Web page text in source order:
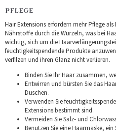
PFLEGE
Hair Extensions erfordern mehr Pflege
Nährstoffe durch die Wurzeln, was bei
wichtig, sich um die
feuchtigkeitspendende Produkte
verfilzen und ihren Glanz nicht verlieren.
Binden Sie Ihr Haar zusammen,
Entwirren und bürsten Sie das
Duschen.
Verwenden Sie
Extensions bestimmt sind.
Vermeiden Sie Salz- und
Benutzen Sie eine Haarmaske,